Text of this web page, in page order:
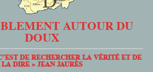
AUTOUR DU
DOUX
DE RECHERCHER LA VÉRITÉ ET DE
LA DIRE » JEAN JAURÈS